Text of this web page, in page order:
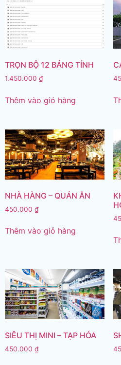
TRỌN BỘ 12 BẢNG TÍNH
1.450.000 ₫
Thêm vào giỏ hàng
NHÀ HÀNG – QUÁN ĂN
450.000 ₫
Thêm vào giỏ hàng
SIÊU THỊ MINI – TẠP HÓA
450.000 ₫